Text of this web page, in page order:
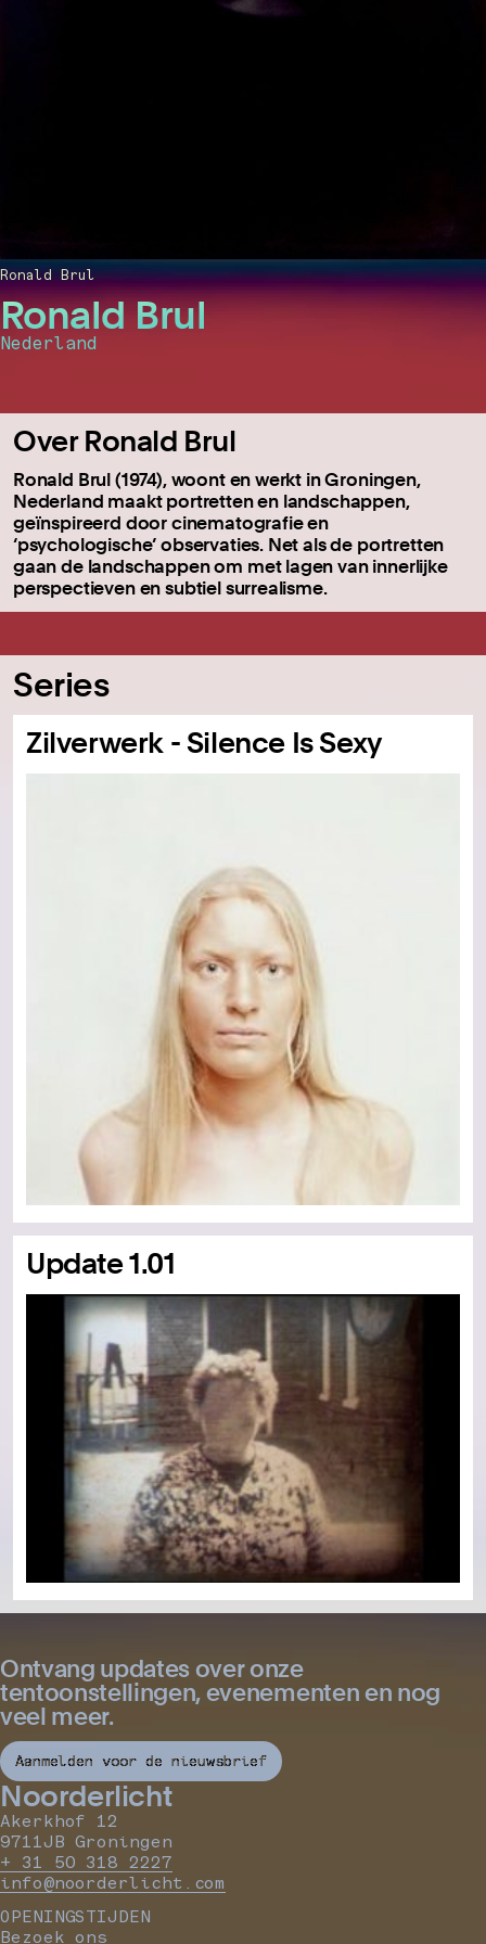
Ronald Brul
Nederland
Ronald Brul
Over Ronald Brul
Ronald Brul (1974), woont en werkt in Groningen,
Nederland maakt portretten en landschappen,
geïnspireerd door cinematografie en
‘psychologische’ observaties. Net als de portretten
gaan de landschappen om met lagen van innerlijke
perspectieven en subtiel surrealisme.
Series
Zilverwerk - Silence Is Sexy
Update 1.01
Ontvang updates over onze
tentoonstellingen, evenementen en nog
veel meer.
Aanmelden voor de nieuwsbrief
Noorderlicht
Akerkhof 12
9711JB Groningen
+ 31 50 318 2227
info@noorderlicht.com
OPENINGSTIJDEN
Bezoek ons